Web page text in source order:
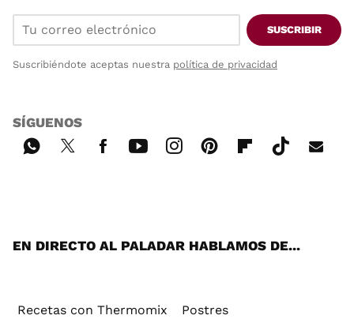
SUSCRIBIR
Suscribiéndote aceptas nuestra política de privacidad
SÍGUENOS
EN DIRECTO AL PALADAR HABLAMOS DE...
Recetas con Thermomix Postres